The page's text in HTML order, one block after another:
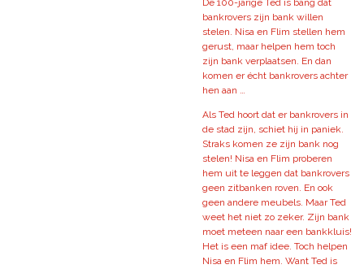
De 100-jarige Ted is bang dat
bankrovers zijn bank willen
stelen. Nisa en Flim stellen hem
gerust, maar helpen hem toch
zijn bank verplaatsen. En dan
komen er écht bankrovers achter
hen aan …
Als Ted hoort dat er bankrovers in
de stad zijn, schiet hij in paniek.
Straks komen ze zijn bank nog
stelen! Nisa en Flim proberen
hem uit te leggen dat bankrovers
geen zitbanken roven. En ook
geen andere meubels. Maar Ted
weet het niet zo zeker. Zijn bank
moet meteen naar een bankkluis!
Het is een maf idee. Toch helpen
Nisa en Flim hem. Want Ted is